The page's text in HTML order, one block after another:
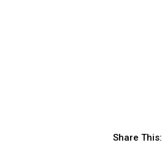
Share This: